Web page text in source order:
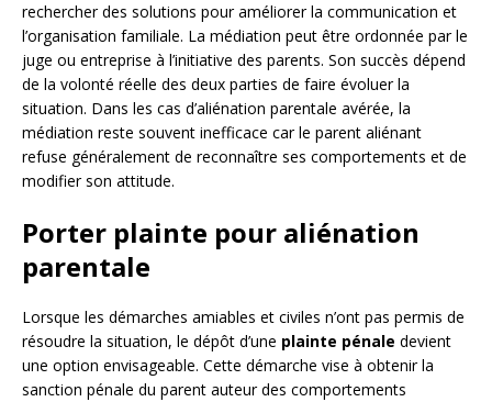
rechercher des solutions pour améliorer la communication et
l’organisation familiale. La médiation peut être ordonnée par le
juge ou entreprise à l’initiative des parents. Son succès dépend
de la volonté réelle des deux parties de faire évoluer la
situation. Dans les cas d’aliénation parentale avérée, la
médiation reste souvent inefficace car le parent aliénant
refuse généralement de reconnaître ses comportements et de
modifier son attitude.
Porter plainte pour aliénation
parentale
Lorsque les démarches amiables et civiles n’ont pas permis de
résoudre la situation, le dépôt d’une plainte pénale devient
une option envisageable. Cette démarche vise à obtenir la
sanction pénale du parent auteur des comportements